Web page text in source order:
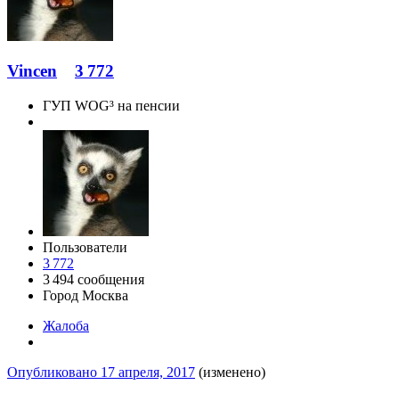
Vincen 3 772
ГУП WOG³ на пенсии
Пользователи
3 772
3 494 сообщения
Город Москва
Жалоба
Опубликовано 17 апреля, 2017 (изменено)